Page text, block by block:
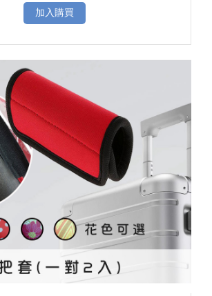
加入購買